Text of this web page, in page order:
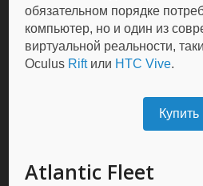
обязательном порядке
компьютер, но и один из
виртуальной реальности,
Oculus Riftили HTC Vive.
Купить
Atlantic Fleet